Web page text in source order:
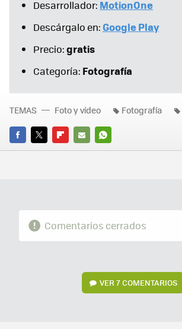
Desarrollador: MotionOne
Descárgalo en: Google Play
Precio:gratis
Categoría: Fotografía
FACEBOOK
TWITTERFLIPBOARD
E-
WHATSAPP
TEMAS Foto y vídeo Fotografía
Comentarios cerrados
VER7 COMENTARIOS